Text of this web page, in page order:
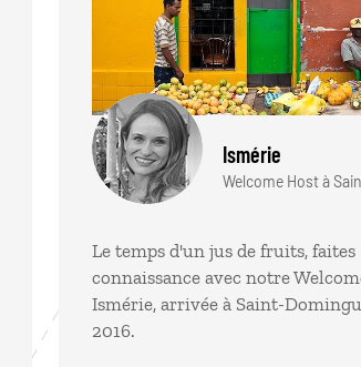
Ismérie
Welcome Host à
Le temps d'un jus de fruits, faites
connaissance avec notre
Ismérie, arrivée à Saint-
2016.